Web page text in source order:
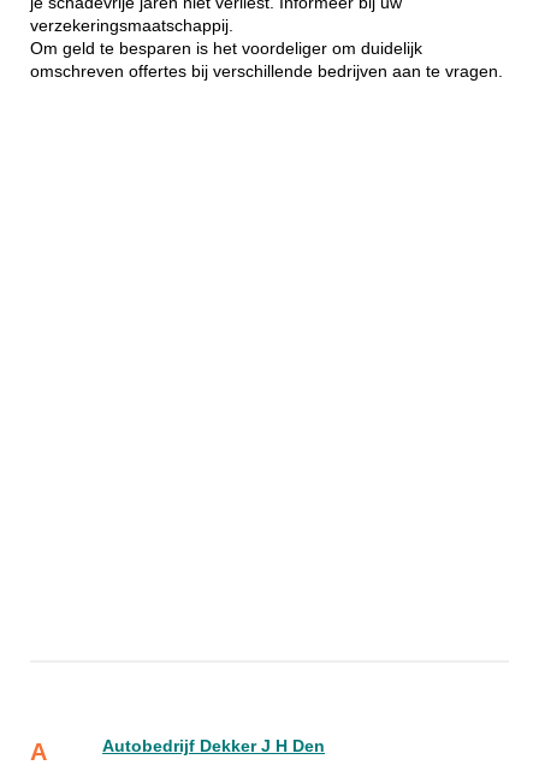
verzekeringsmaatschappij.
Om geld te besparen is het voordeliger om duidelijk
omschreven offertes bij verschillende bedrijven aan te vragen.
A Autobedrijf Dekker J H Den